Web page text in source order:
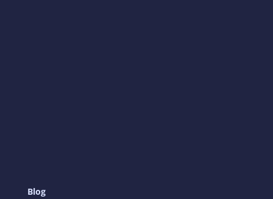
Blog